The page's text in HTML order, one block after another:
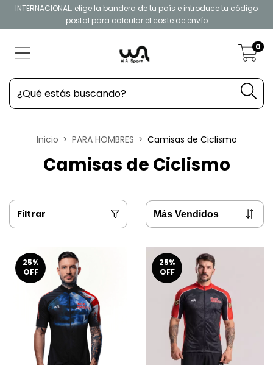
INTERNACIONAL: elige la bandera de tu país e introduce tu código
postal para calcular el coste de envío
0
Inicio > PARA HOMBRES > Camisas de Ciclismo
Camisas de Ciclismo
Filtrar
25%
OFF
25%
OFF